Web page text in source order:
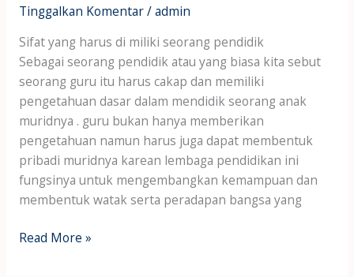
Tinggalkan Komentar/admin
Sifat yang harus di miliki seorang pendidik
Sebagai seorang pendidik atau yang biasa kita sebut
seorang guru itu harus cakap dan memiliki
pengetahuan dasar dalam mendidik seorang anak
muridnya . guru bukan hanya memberikan
pengetahuan namun harus juga dapat membentuk
pribadi muridnya karean lembaga pendidikan ini
fungsinya untuk mengembangkan kemampuan dan
membentuk watak serta peradapan bangsa yang
Read More »